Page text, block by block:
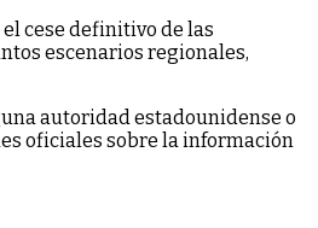
cese definitivo de las
escenarios regionales,
autoridad estadounidense o
oficiales sobre la información